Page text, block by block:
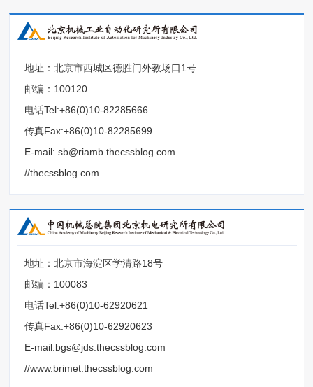
地址：北京市西城区德胜门外教场口1号
邮编：100120
电话Tel:+86(0)10-82285666
传真Fax:+86(0)10-82285699
E-mail: sb@riamb.thecssblog.com
//thecssblog.com
地址：北京市海淀区学清路18号
邮编：100083
电话Tel:+86(0)10-62920621
传真Fax:+86(0)10-62920623
E-mail:bgs@jds.thecssblog.com
//www.brimet.thecssblog.com